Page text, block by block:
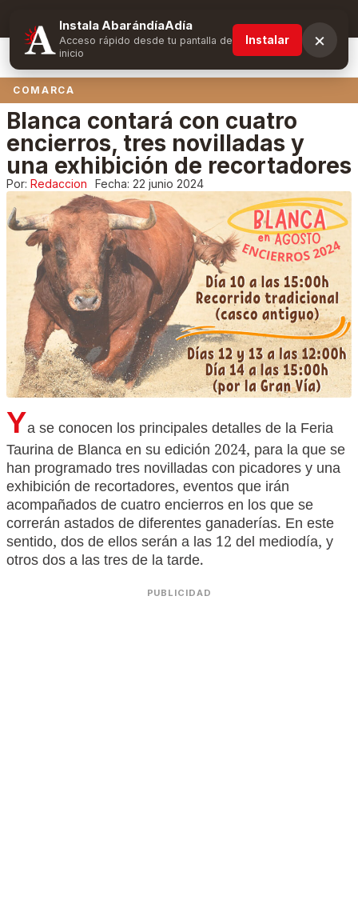
Suscríbete y obtén ventajas exclusivas
COMARCA
Blanca contará con cuatro
encierros, tres novilladas y
una exhibición de recortadores
Por: Redaccion Fecha: 22 junio 2024
Ya se conocen los principales detalles de la Feria
Taurina de Blanca en su edición 2024, para la que se
han programado tres novilladas con picadores y una
exhibición de recortadores, eventos que irán
acompañados de cuatro encierros en los que se
correrán astados de diferentes ganaderías. En este
sentido, dos de ellos serán a las 12 del mediodía, y
otros dos a las tres de la tarde.
PUBLICIDAD
Instala AbarándíaAdía
Acceso rápido desde tu pantalla de
inicio
Instalar ×